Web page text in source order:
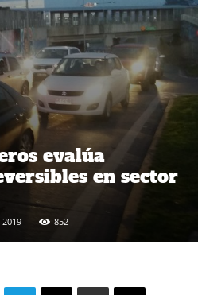
evalúa
en sector
852